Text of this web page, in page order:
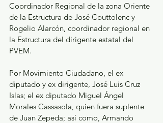
Coordinador Regional de la zona Oriente
de la Estructura de José Couttolenc y
Rogelio Alarcón, coordinador regional en
la Estructura del dirigente estatal del
PVEM.
Por Movimiento Ciudadano, el ex
diputado y ex dirigente, José Luis Cruz
Islas; el ex diputado Miguel Ángel
Morales Cassasola, quien fuera suplente
de Juan Zepeda; así como, Armando